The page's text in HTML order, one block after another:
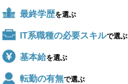
最終学歴を選ぶ
IT系職種の必要スキルで選ぶ
基本給を選ぶ
転勤の有無で選ぶ